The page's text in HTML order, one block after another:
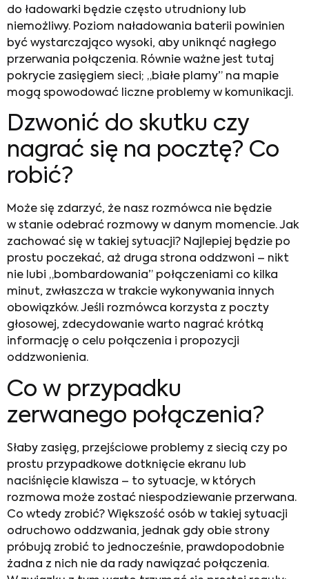
do ładowarki będzie często utrudniony lub
niemożliwy. Poziom naładowania baterii powinien
być wystarczająco wysoki, aby uniknąć nagłego
przerwania połączenia. Równie ważne jest tutaj
pokrycie zasięgiem sieci; „białe plamy” na mapie
mogą spowodować liczne problemy w komunikacji.
Dzwonić do skutku czy
nagrać się na pocztę? Co
robić?
Może się zdarzyć, że nasz rozmówca nie będzie
w stanie odebrać rozmowy w danym momencie. Jak
zachować się w takiej sytuacji? Najlepiej będzie po
prostu poczekać, aż druga strona oddzwoni – nikt
nie lubi „bombardowania” połączeniami co kilka
minut, zwłaszcza w trakcie wykonywania innych
obowiązków. Jeśli rozmówca korzysta z poczty
głosowej, zdecydowanie warto nagrać krótką
informację o celu połączenia i propozycji
oddzwonienia.
Co w przypadku
zerwanego połączenia?
Słaby zasięg, przejściowe problemy z siecią czy po
prostu przypadkowe dotknięcie ekranu lub
naciśnięcie klawisza – to sytuacje, w których
rozmowa może zostać niespodziewanie przerwana.
Co wtedy zrobić? Większość osób w takiej sytuacji
odruchowo oddzwania, jednak gdy obie strony
próbują zrobić to jednocześnie, prawdopodobnie
żadna z nich nie da rady nawiązać połączenia.